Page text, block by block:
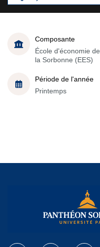
Composante
École d'économie de
la Sorbonne (EES)
Période de l'année
Printemps